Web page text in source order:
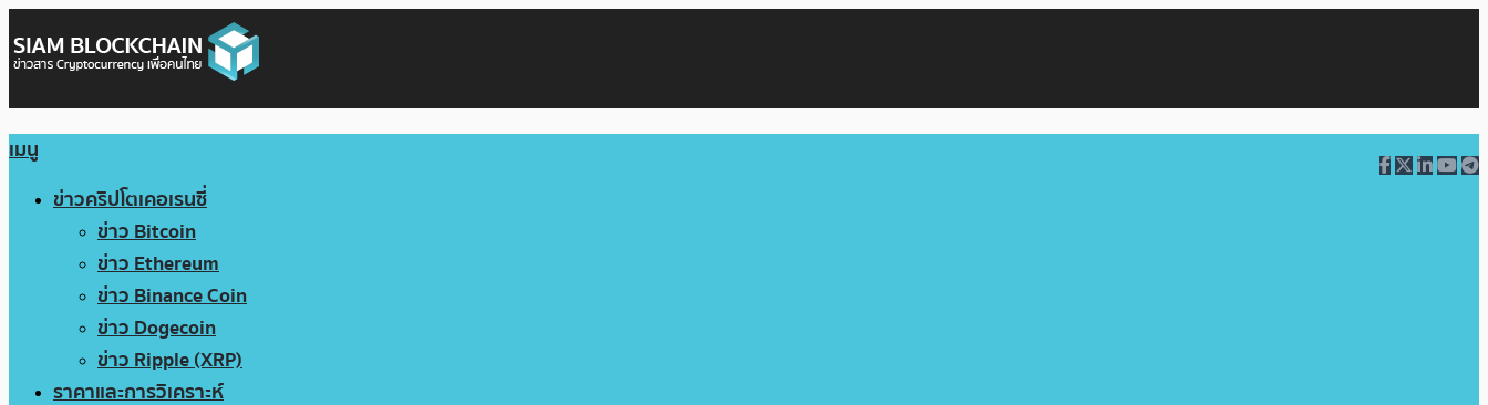
เมนู
ข่าวคริปโตเคอเรนซี่
ข่าว Bitcoin
ข่าว Ethereum
ข่าว Binance Coin
ข่าว Dogecoin
ข่าว Ripple (XRP)
ราคาและการวิเคราะห์